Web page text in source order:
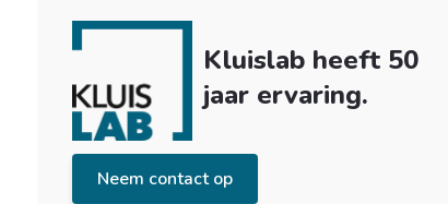
Kluislab heeft 50
jaar ervaring.
Neem contact op